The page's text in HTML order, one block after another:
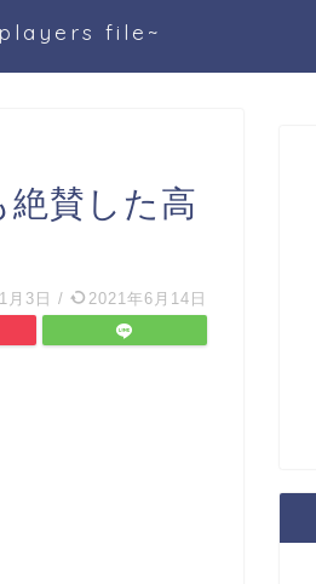
file~
絶賛した高
月3日 / 2021年6月14日